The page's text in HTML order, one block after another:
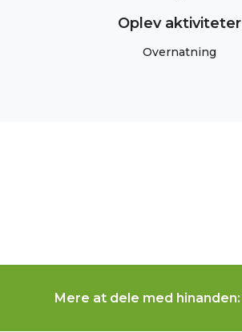
Oplev aktiviteter
Overnatning
Mere at dele med hinanden: